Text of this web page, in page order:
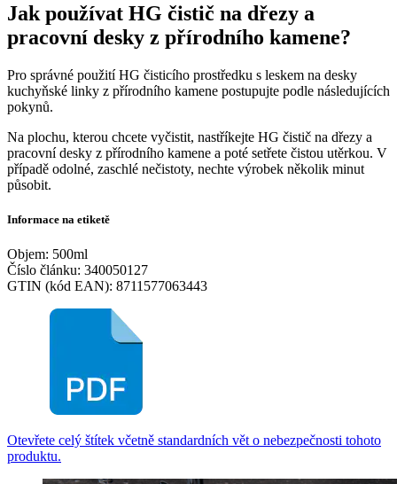
Jak používat HG čistič na dřezy a
pracovní desky z přírodního kamene?
Pro správné použití HG čisticího prostředku s leskem na desky
kuchyňské linky z přírodního kamene postupujte podle následujících
pokynů.
Na plochu, kterou chcete vyčistit, nastříkejte HG čistič na dřezy a
pracovní desky z přírodního kamene a poté setřete čistou utěrkou. V
případě odolné, zaschlé nečistoty, nechte výrobek několik minut
působit.
Informace na etiketě
Objem: 500ml
Číslo článku: 340050127
GTIN (kód EAN): 8711577063443
Otevřete celý štítek včetně standardních vět o nebezpečnosti tohoto
produktu.